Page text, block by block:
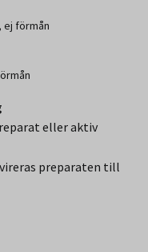
förmån
eller aktiv
preparaten till